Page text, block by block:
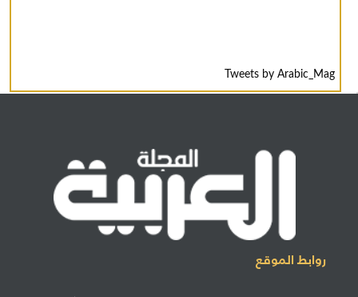
Tweets by Arabic_Mag
روابط الموقع